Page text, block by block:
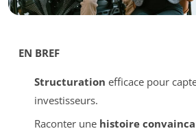
EN BREF
Structuration efficace pour
investisseurs.
Raconter une histoire